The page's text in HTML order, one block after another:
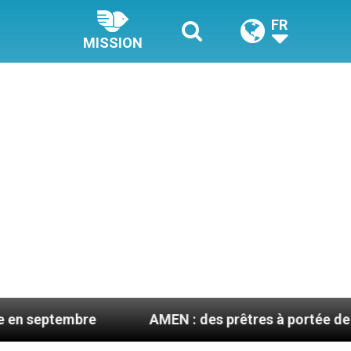
MISSION
FR
AMEN : des prêtres à portée de clic